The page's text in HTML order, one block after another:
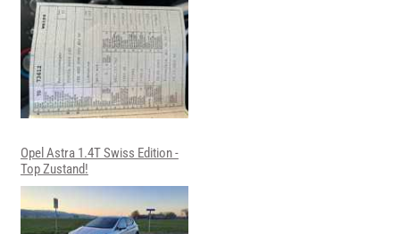
Opel Astra 1.4T Swiss Edition -
Top Zustand!